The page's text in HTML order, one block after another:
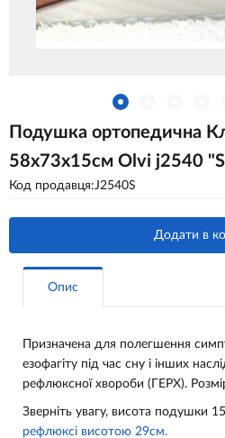
Подушка ортопедична
58х73х15см Olvi j2540
Код продавця:J2540S
Додати в
Опис
Призначена для полегшення
езофагіту під час сну і інших
рефлюксної хвороби (ГЕРХ).
Зверніть увагу, висота подушки
рефлюксі висотою 29см.